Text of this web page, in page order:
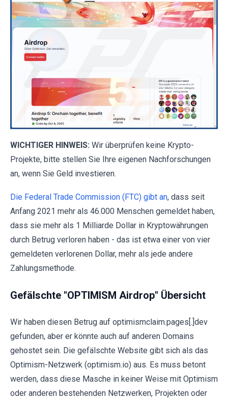
WICHTIGER HINWEIS: Wir überprüfen keine Krypto-
Projekte, bitte stellen Sie Ihre eigenen Nachforschungen
an, wenn Sie Geld investieren.
Die Federal Trade Commission (FTC) gibt an, dass seit
Anfang 2021 mehr als 46.000 Menschen gemeldet haben,
dass sie mehr als 1 Milliarde Dollar in Kryptowährungen
durch Betrug verloren haben - das ist etwa einer von vier
gemeldeten verlorenen Dollar, mehr als jede andere
Zahlungsmethode.
Gefälschte "OPTIMISM Airdrop" Übersicht
Wir haben diesen Betrug auf optimismclaim.pages[.]dev
gefunden, aber er könnte auch auf anderen Domains
gehostet sein. Die gefälschte Website gibt sich als das
Optimism-Netzwerk (optimism.io) aus. Es muss betont
werden, dass diese Masche in keiner Weise mit Optimism
oder anderen bestehenden Netzwerken, Projekten oder